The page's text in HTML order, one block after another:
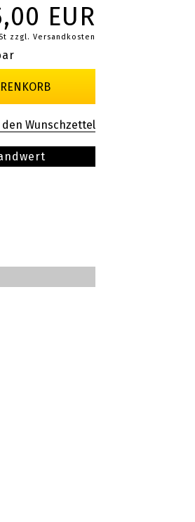
EUR
zzgl. Versandkosten